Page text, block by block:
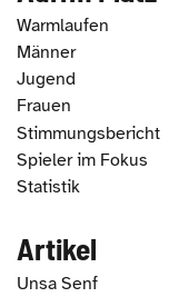
Warmlaufen
Männer
Jugend
Frauen
Stimmungsbericht
Spieler im Fokus
Statistik
Artikel
Unsa Senf